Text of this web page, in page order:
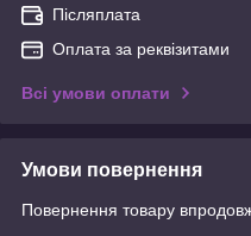
Післяплата
Оплата за реквізитами
Всі умови оплати
Умови повернення
Повернення товару